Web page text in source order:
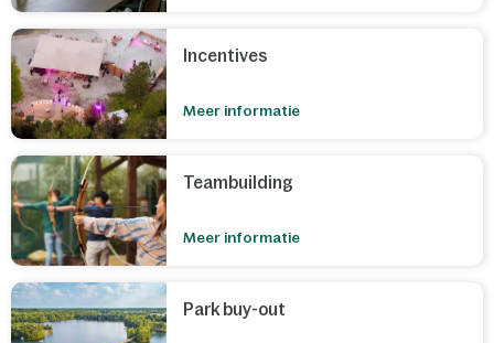
Incentives
Meer informatie
Teambuilding
Meer informatie
Park buy-out